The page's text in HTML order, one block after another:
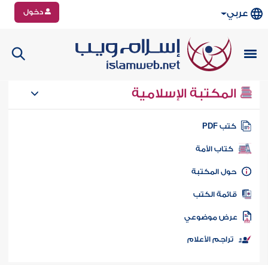
عربي دخول
المكتبة الإسلامية
كتب PDF
كتاب الأمة
المكتبة
الكتب
موضوعي